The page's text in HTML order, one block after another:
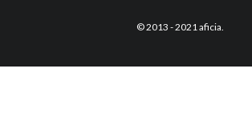
© 2013 - 2021 aficia.